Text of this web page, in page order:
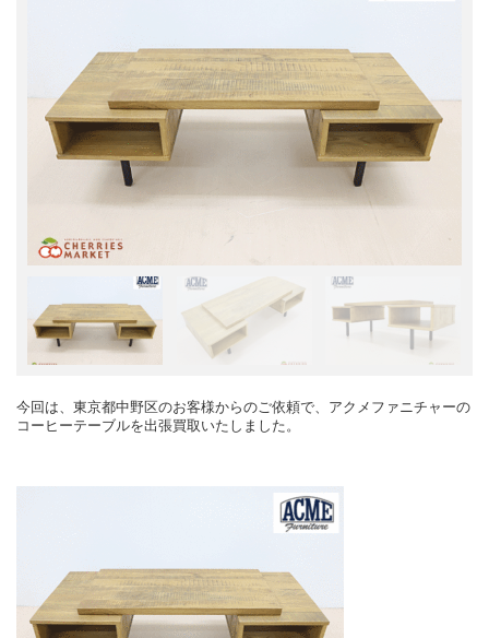
今回は、東京都中野区のお客様からのご依頼で、アクメファニチャーの
コーヒーテーブルを出張買取いたしました。